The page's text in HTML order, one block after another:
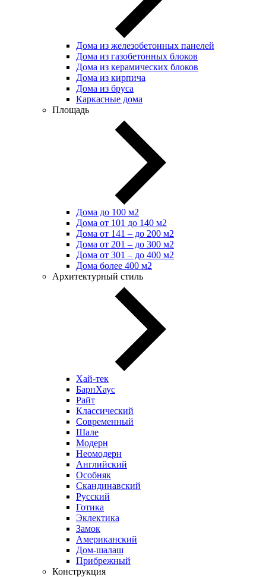
Дома из железобетонных панелей
Дома из газобетонных блоков
Дома из керамических блоков
Дома из кирпича
Дома из бруса
Каркасные дома
Площадь
Дома до 100 м2
Дома от 101 до 140 м2
Дома от 141 – до 200 м2
Дома от 201 – до 300 м2
Дома от 301 – до 400 м2
Дома более 400 м2
Архитектурный стиль
Хай-тек
БарнХаус
Райт
Классический
Современный
Шале
Модерн
Неомодерн
Английский
Особняк
Скандинавский
Русский
Готика
Эклектика
Замок
Американский
Дом-шалаш
Прибрежный
Конструкция